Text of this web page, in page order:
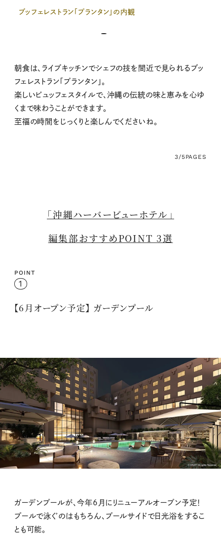
ブッフェレストラン「プランタン」の内観
朝食は、ライブキッチンでシェフの技を間近で見られるブッ
フェレストラン「プランタン」。
楽しいビュッフェスタイルで、沖縄の伝統の味と恵みを心ゆ
くまで味わうことができます。
至福の時間をじっくりと楽しんでくださいね。
3/5PAGES
「沖縄ハーバービューホテル」
編集部おすすめPOINT 3選
POINT
1
【6月オープン予定】 ガーデンプール
ガーデンプールが、今年6月にリニューアルオープン予定！
プールで泳ぐのはもちろん、プールサイドで日光浴をするこ
とも可能。